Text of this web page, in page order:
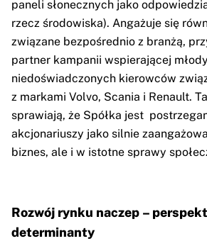
paneli słonecznych jako
rzecz środowiska). Angażuje się
związane bezpośrednio z branżą,
partner kampanii wspierającej
niedoświadczonych kierowców
z markami Volvo, Scania i Renault.
sprawiają, że Spółka jest
akcjonariuszy jako silnie
biznes, ale i w istotne sprawy
Rozwój rynku naczep –
determinanty